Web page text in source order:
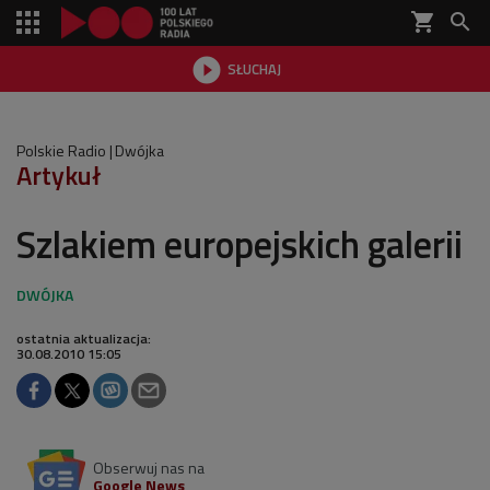
shopping_cart 
 SŁUCHAJ

Polskie Radio Dwójka
Artykuł
Szlakiem europejskich galerii
ostatnia aktualizacja:
30.08.2010 15:05
Obserwuj nas na
Google News